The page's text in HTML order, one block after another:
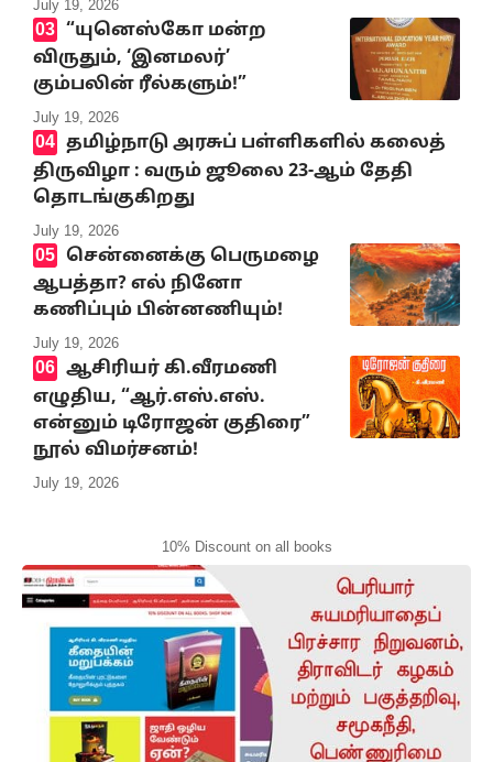
July 19, 2026
“யுனெஸ்கோ மன்ற
விருதும், ‘இனமலர்’
கும்பலின் ரீல்களும்!”
July 19, 2026
தமிழ்நாடு அரசுப் பள்ளிகளில் கலைத்
திருவிழா : வரும் ஜூலை 23-ஆம் தேதி
தொடங்குகிறது
July 19, 2026
சென்னைக்கு பெருமழை
ஆபத்தா? எல் நினோ
கணிப்பும் பின்னணியும்!
July 19, 2026
ஆசிரியர் கி.வீரமணி
எழுதிய, “ஆர்.எஸ்.எஸ்.
என்னும் டிரோஜன் குதிரை”
நூல் விமர்சனம்!
July 19, 2026
10% Discount on all books